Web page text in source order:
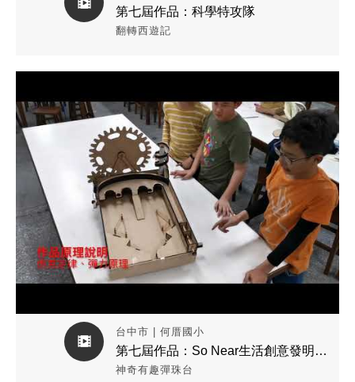
第七屆作品：科學特攻隊
翻轉西遊記
台中市 | 何厝國小
第七屆作品：So Near生活創意發明王隊
神奇有趣彈珠台